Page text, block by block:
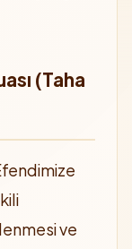
(Taha
ve